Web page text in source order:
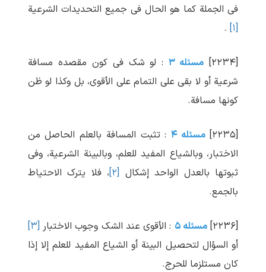
فی الجملة کما هو الحال فی جمیع التحدیدات الشرعیة
[۱] .
[۲۲۳۴] مسئله ۳
: لو شک فی کون مقصده مسافة
شرعیة أو لا بقی علی التمام علی الأقوی، بل وکذا لو ظن
کونها مسافة.
[۲۲۳۵] مسئله ۴
: تثبت المسافة بالعلم الحاصل من
الاختبار، وبالشیاع المفید للعلم، وبالبینة الشرعیة، وفی
ثبوتها بالعدل الواحد إشکال [۲] ، فلا یترک الاحتیاط
بالجمع.
[۲۲۳۶] مسئله ۵ : الأقوی عند الشک وجوب الاختبار [۳]
أو السؤال لتحصیل البینة أو الشیاع المفید للعلم إلا إذا
کان مستلزما للحرج.